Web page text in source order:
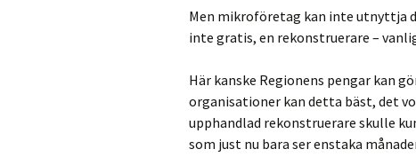
Men mikroföretag kan inte utnyttja
inte gratis, en rekonstruerare –
Här kanske Regionens pengar kan
organisationer kan detta bäst, det
upphandlad rekonstruerare skulle
som just nu bara ser enstaka